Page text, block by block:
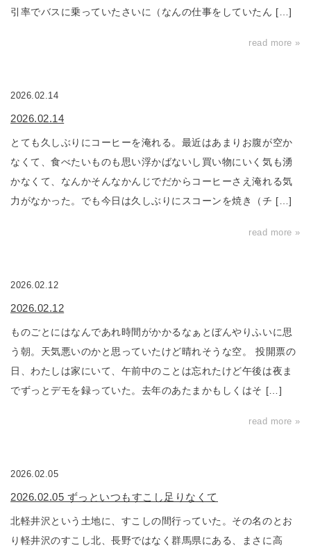
引率でバスに乗っていたさいに（なんの仕事をしていたん […]
read more »
2026.02.14
2026.02.14
とても久しぶりにコーヒーを淹れる。最近はあまりお腹が空か
なくて、食べたいものも思い浮かばないし買い物にいく気も湧
かなくて、なんかそんなかんじでだからコーヒーさえ淹れる気
力がなかった。でも今日は久しぶりにスコーンを焼き（チ […]
read more »
2026.02.12
2026.02.12
ものごとにはなんであれ時間がかかるなぁとぼんやりふいに思
う朝。天気悪いのかと思っていたけど晴れそうな空。 投開票の
日、わたしは家にいて、午前中のことは忘れたけど午後は夜ま
でずっとデモを録っていた。去年のあたまかもしくはそ […]
read more »
2026.02.05
2026.02.05 ずっといつもすこし足りなくて
北軽井沢という土地に、すこしの間行っていた。その名のとお
り軽井沢のすこし北、長野ではなく群馬県にある、まさに高